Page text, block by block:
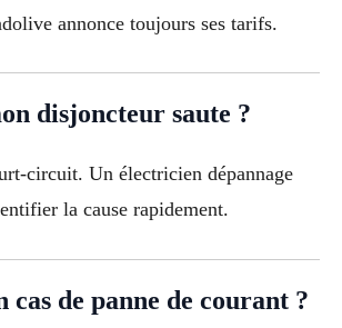
annonce toujours ses tarifs.
disjoncteur saute ?
circuit. Un électricien dépannage
la cause rapidement.
cas de panne de courant ?